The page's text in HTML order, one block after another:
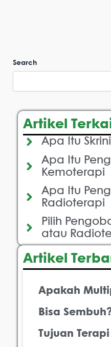
Search
Artikel
Apa Itu
Apa Itu
Kemoterapi
Apa Itu
Radioterapi
Pilih
atau
Artikel
Apakah
Bisa
Tujuan